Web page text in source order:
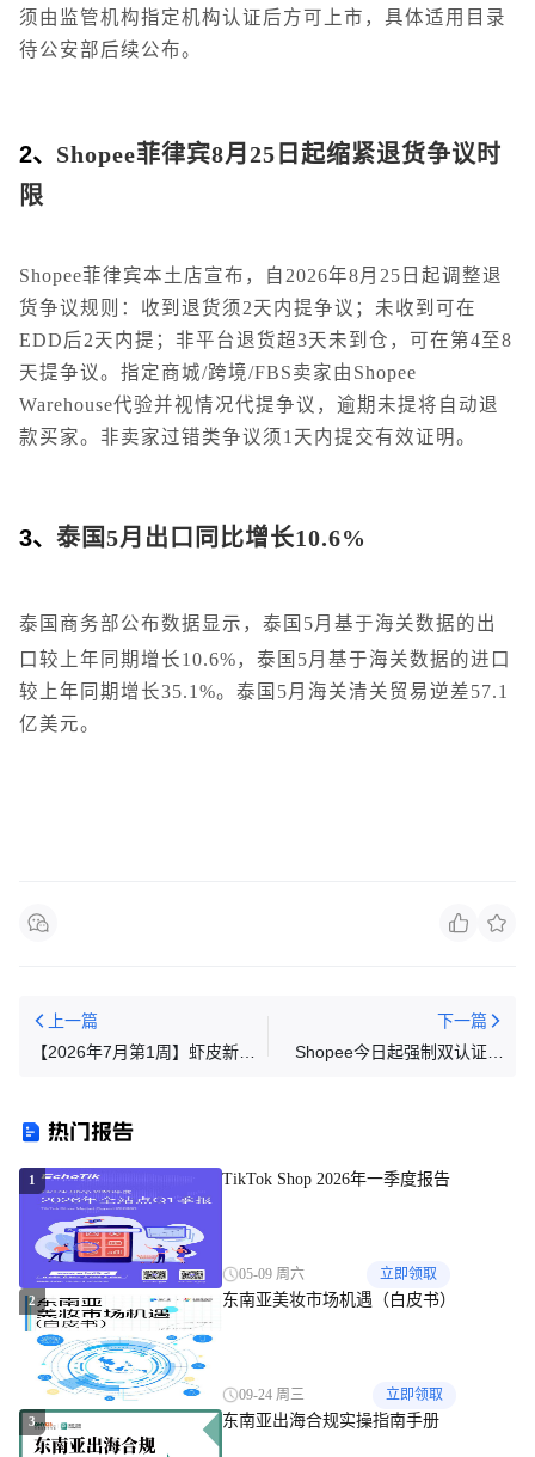
须由监管机构指定机构认证后方可上市，具体适用目录
待公安部后续公布。
2、 Shopee菲律宾8月25日起缩紧退货争议时
限
Shopee菲律宾本土店宣布，自2026年8月25日起调整退
货争议规则：收到退货须2天内提争议；未收到可在
EDD后2天内提；非平台退货超3天未到仓，可在第4至8
天提争议。指定商城/跨境/FBS卖家由Shopee
Warehouse代验并视情况代提争议，逾期未提将自动退
款买家。非卖家过错类争议须1天内提交有效证明。
3、 泰国5月出口同比增长10.6%
泰国商务部公布数据显示，泰国5月基于海关数据的出
口较上年同期增长10.6%，泰国5月基于海关数据的进口
较上年同期增长35.1%。泰国5月海关清关贸易逆差57.1
亿美元。
上一篇
【2026年7月第1周】虾皮新加
下一篇
Shopee今日起强制双认证；
热门报告
1 TikTok Shop 2026年一季度报告
05-09 周六 立即领取
2 东南亚美妆市场机遇（白皮书）
09-24 周三 立即领取
3 东南亚出海合规实操指南手册